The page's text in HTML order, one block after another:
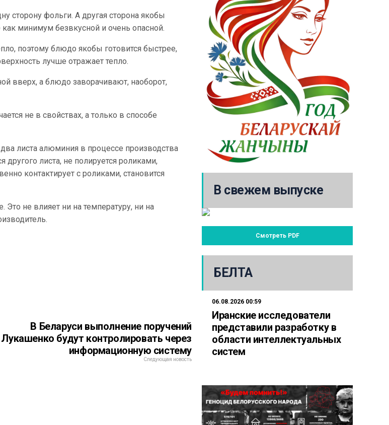
сторону фольги. А другая сторона якобы
минимум безвкусной и очень опасной.
поэтому блюдо якобы готовится быстрее,
лучше отражает тепло.
вверх, а блюдо заворачивают, наоборот,
не в свойствах, а только в способе
листа алюминия в процессе производства
другого листа, не полируется роликами,
контактирует с роликами, становится
Это не влияет ни на температуру, ни на
В Беларуси выполнение поручений
Лукашенко будут контролировать через
информационную систему
Следующая новость
В свежем выпуске
Смотреть PDF
БЕЛТА
06.08.2026 00:59
Иранские исследователи
представили разработку в
области интеллектуальных
систем